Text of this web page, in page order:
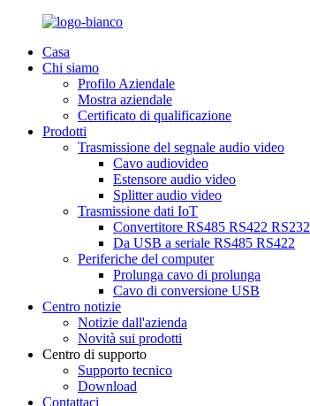
Casa
Chi siamo
Profilo Aziendale
Mostra aziendale
Certificato di qualificazione
Prodotti
Trasmissione del segnale audio video
Cavo audiovideo
Estensore audio video
Splitter audio video
Trasmissione dati IoT
Convertitore RS485 RS422 RS232
Da USB a seriale RS485 RS422
Periferiche del computer
Prolunga cavo di prolunga
Cavo di conversione USB
Centro notizie
Notizie dall'azienda
Novità sui prodotti
Centro di supporto
Supporto tecnico
Download
Contattaci